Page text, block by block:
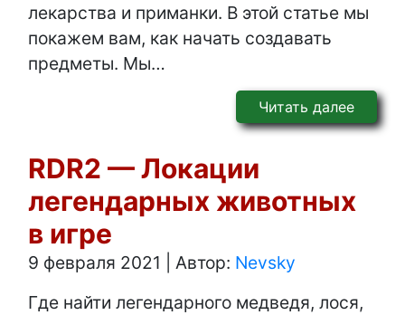
лекарства и приманки. В этой статье мы
покажем вам, как начать создавать
предметы. Мы…
Читать далее
RDR2 — Локации
легендарных животных
в игре
9 февраля 2021 Автор: Nevsky
Где найти легендарного медведя, лося,